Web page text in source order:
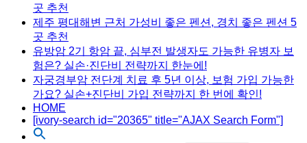
곳 추천
제주 평대해변 근처 가성비 좋은 펜션, 경치 좋은 펜션 5
곳 추천
유방암 2기 항암 끝, 심부전 발생자도 가능한 유병자 보
험은? 실손·진단비 전략까지 한눈에!
자궁경부암 전단계 치료 후 5년 이상, 보험 가입 가능한
가요? 실손+진단비 가입 전략까지 한 번에 확인!
HOME
[ivory-search id="20365" title="AJAX Search Form"]